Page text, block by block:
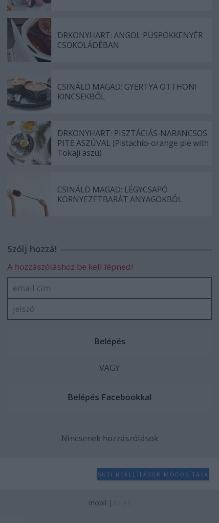
DRKONYHART: ANGOL PÜSPÖKKENYÉR
CSOKOLÁDÉBAN
CSINÁLD MAGAD: GYERTYA OTTHONI
KINCSEKBŐL
DRKONYHART: PISZTÁCIÁS-NARANCSOS
PITE ASZÚVAL (Pistachio-orange pie with
Tokaji aszú)
CSINÁLD MAGAD: LÉGYCSAPÓ
KÖRNYEZETBARÁT ANYAGOKBÓL
Szólj hozzá!
A hozzászóláshoz be kell lépned!
VAGY
Nincsenek hozzászólások
SÜTI BEÁLLÍTÁSOK MÓDOSÍTÁSA
mobil |